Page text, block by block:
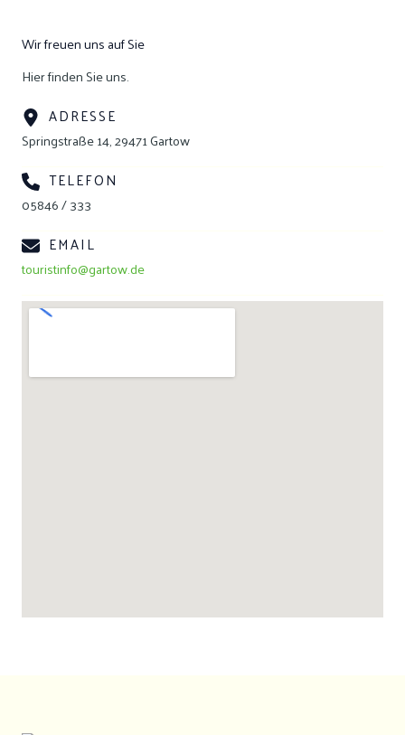
Wir freuen uns auf Sie
Hier finden Sie uns.
ADRESSE
Springstraße 14, 29471 Gartow
TELEFON
05846 / 333
EMAIL
touristinfo@gartow.de